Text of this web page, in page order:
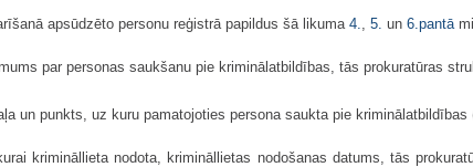
apsūdzēto personu reģistrā papildus šā likuma 4. 5. un 6.pantā
par personas saukšanu pie kriminālatbildības, tās prokuratūras
un punkts, uz kuru pamatojoties persona saukta pie kriminālatbildības
krimināllieta nodota, krimināllietas nodošanas datums, tās